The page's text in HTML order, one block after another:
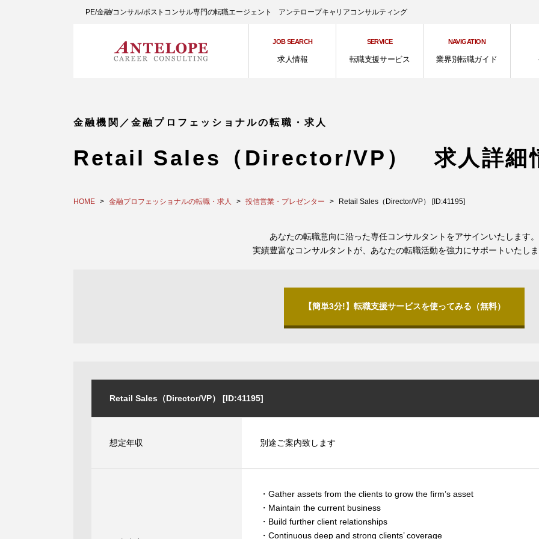
PE/金融/コンサル/ポストコンサル専門の転職エージェント アンテロープキャリアコンサルティング
JOB SEARCH
求人情報
SERVICE
転職支援サービス
NAVIGATION
業界別転職ガイド
金融機関／金融プロフェッショナルの転職・求人
Retail Sales（Director/VP） 求人詳細
HOME 金融プロフェッショナルの転職・求人 投信営業・プレゼンター Retail Sales（Director/VP） [ID:41195]
あなたの転職意向に沿った専任コンサルタントをアサインいたします。
実績豊富なコンサルタントが、あなたの転職活動を強力にサポートいたし
【簡単3分!】転職支援サービスを使ってみる（無料）
Retail Sales（Director/VP） [ID:41195]
想定年収 別途ご案内致します
・Gather assets from the clients to grow the firm’s asset
・Maintain the current business
・Build further client relationships
・Continuous deep and strong clients’ coverage